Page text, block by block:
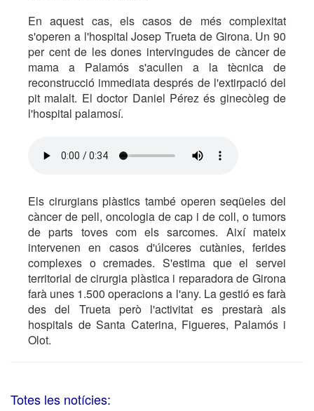
En aquest cas, els casos de més complexitat
s'operen a l'hospital Josep Trueta de Girona. Un 90
per cent de les dones intervingudes de càncer de
mama a Palamós s'acullen a la tècnica de
reconstrucció immediata després de l'extirpació del
pit malalt. El doctor Daniel Pérez és ginecòleg de
l'hospital palamosí.
Els cirurgians plàstics també operen seqüeles del
càncer de pell, oncologia de cap i de coll, o tumors
de parts toves com els sarcomes. Així mateix
intervenen en casos d'úlceres cutànies, ferides
complexes o cremades. S'estima que el servei
territorial de cirurgia plàstica i reparadora de Girona
farà unes 1.500 operacions a l'any. La gestió es farà
des del Trueta però l'activitat es prestarà als
hospitals de Santa Caterina, Figueres, Palamós i
Olot.
Totes les notícies: